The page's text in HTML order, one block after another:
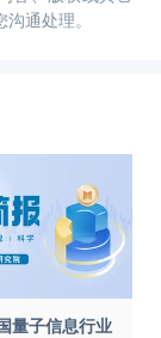
通处理。
量子信息行业